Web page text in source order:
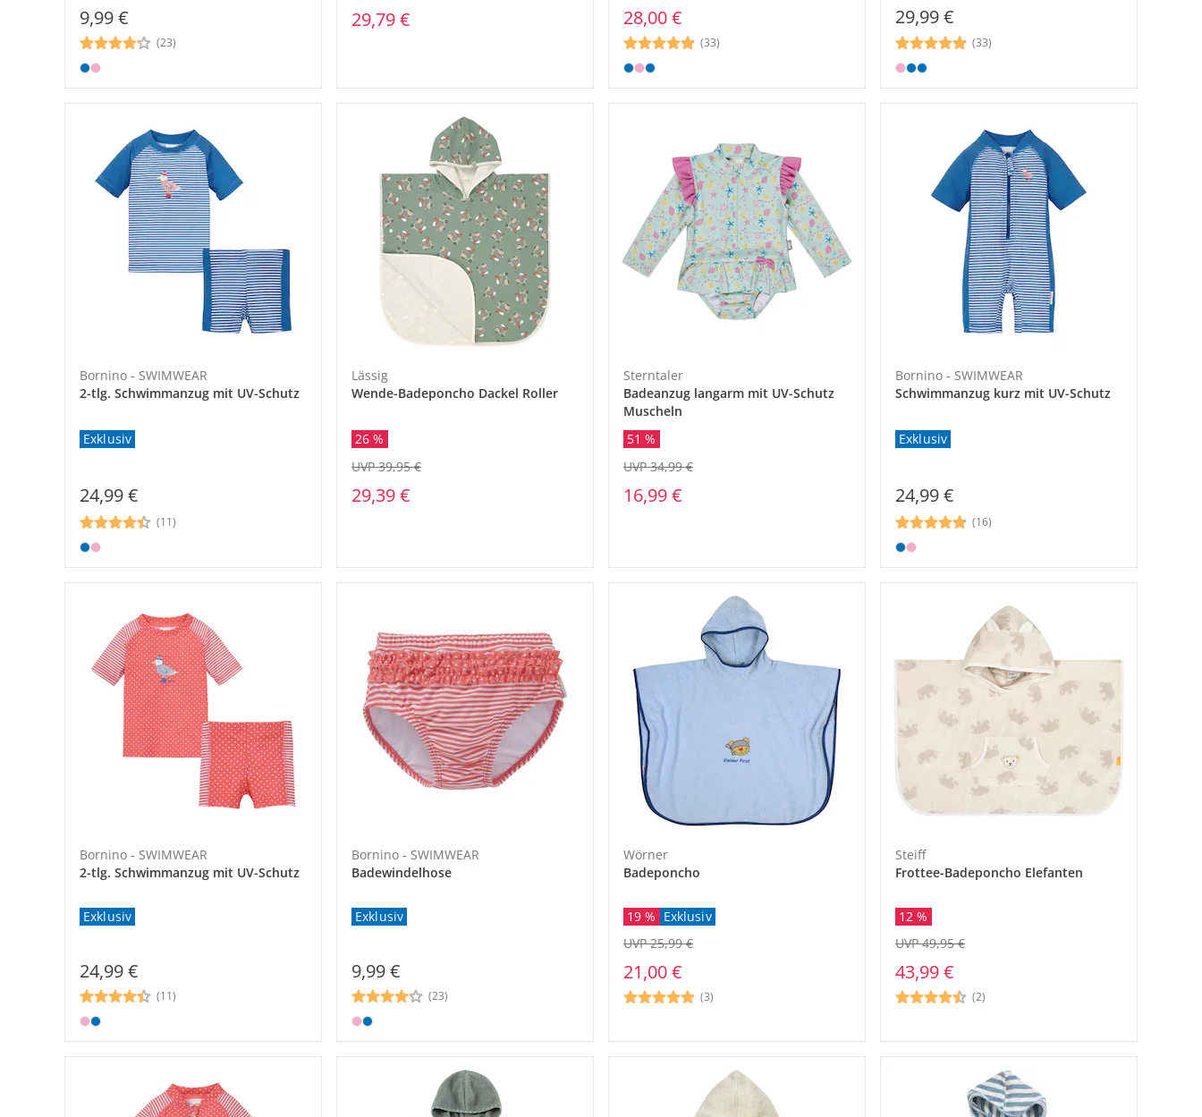
9,99 €
(23)
29,79 € 28,00 €
(33)
29,99 €
(33)
Bornino - SWIMWEAR
2-tlg. Schwimmanzug mit UV-Schutz
Exklusiv
24,99 €
(11)
Lässig
Wende-Badeponcho Dackel Roller
26 %
29,39 €
UVP 39,95 €
Sterntaler
Badeanzug langarm mit UV-Schutz
Muscheln
51 %
16,99 €
UVP 34,99 €
Bornino - SWIMWEAR
Schwimmanzug kurz mit UV-Schutz
Exklusiv
24,99 €
(16)
Bornino - SWIMWEAR
2-tlg. Schwimmanzug mit UV-Schutz
Exklusiv
24,99 €
(11)
Bornino - SWIMWEAR
Badewindelhose
Exklusiv
9,99 €
(23)
Wörner
Badeponcho
19 % Exklusiv
21,00 €
UVP 25,99 €
(3)
Steiff
Frottee-Badeponcho Elefanten
12 %
43,99 €
UVP 49,95 €
(2)